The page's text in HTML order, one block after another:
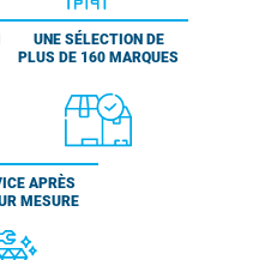
UNE SÉLECTION DE
PLUS DE 160 MARQUES
APRÈS
MESURE